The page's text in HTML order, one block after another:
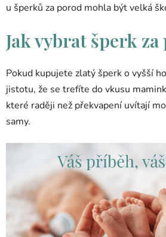
u šperků za porod mohla být velká
Jak vybrat šperk za
Pokud kupujete zlatý šperk o vyšší
jistotu, že se trefíte do vkusu
které raději než překvapení uvítají
samy.